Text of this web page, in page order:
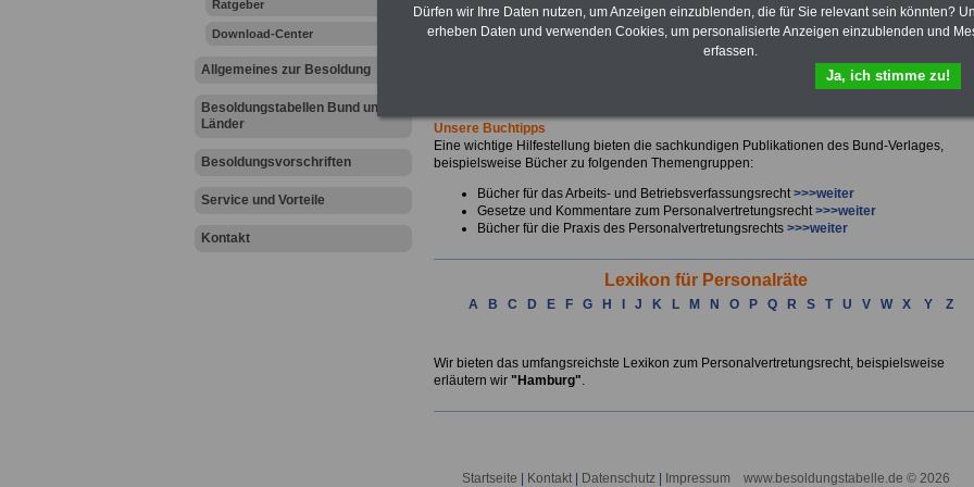
Ratgeber
Download-Center
Allgemeines zur Besoldung
Besoldungstabellen Bund und
Länder
Besoldungsvorschriften
Service und Vorteile
Kontakt
Einfach dasFormular ausfüllenoder eineE-Mail schreiben
Von den Mitgliedern in Personalvertretungen erwartet man in besonderer Weise, dass sie
kompetente Auskünfte erteilen. Hierzu ist es für jeden Personalrat unabdingbar notwendig,
Unsere Buchtipps
Eine wichtige Hilfestellung bieten die sachkundigen Publikationen des Bund-Verlages,
beispielsweise Bücher zu folgenden Themengruppen:
Bücher für das Arbeits- und Betriebsverfassungsrecht>>>weiter
Gesetze und Kommentare zum Personalvertretungsrecht>>>weiter
Bücher für die Praxis des Personalvertretungsrechts >>>weiter
Lexikon für Personalräte
A B C D E F G H J K L M N O P Q R S T U V W X Y Z
Wir bieten das umfangsreichste Lexikon zum Personalvertretungsrecht, beispielsweise
erläutern wir "Hamburg".
Startseite Kontakt Datenschutz Impressum www.besoldungstabelle.de © 2026
Dürfen wir Ihre Daten nutzen, um Anzeigen einzublenden, die für Sie relevant sein könnten?
erheben Daten und verwenden Cookies, um personalisierte Anzeigen einzublenden und
erfassen.
Ja, ich stimme zu!